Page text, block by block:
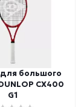
для большого
CX400
G1